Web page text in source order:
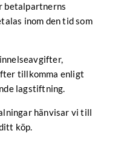
betalpartnerns
inom den tid som
tillkomma enligt
lagstiftning.
hänvisar vi till
köp.